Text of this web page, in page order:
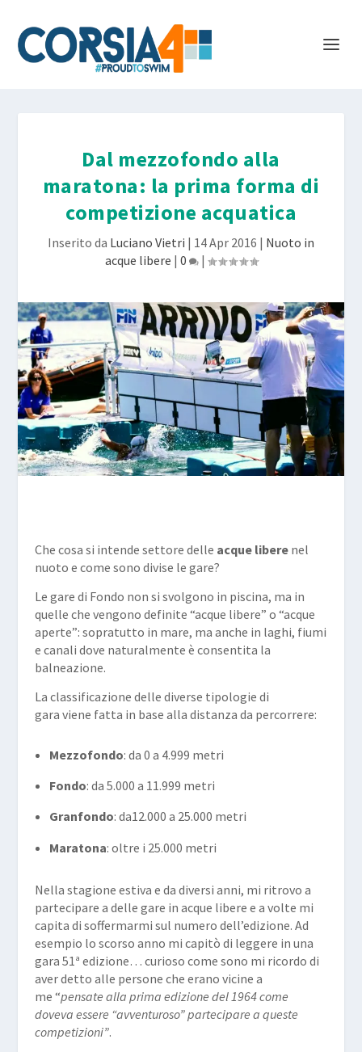
Dal mezzofondo alla
maratona: la prima forma di
competizione acquatica
Inserito da Luciano Vietri | 14 Apr 2016 | Nuoto in
acque libere | 0 |
Che cosa si intende settore delle acque liberenel
nuoto e come sono divise le gare?
Le gare di Fondo non si svolgono in piscina, ma in
quelle che vengono definite “acque libere” o “acque
aperte”: sopratutto in mare, ma anche in laghi, fiumi
e canali dove naturalmente è consentita la
balneazione.
La classificazione delle diverse tipologie di
gara viene fatta in base alla distanza da percorrere:
Mezzofondo: da 0 a 4.999 metri
Fondo: da 5.000 a 11.999 metri
Granfondo: da12.000 a 25.000 metri
Maratona: oltre i 25.000 metri
Nella stagione estiva e da diversi anni, mi ritrovo a
partecipare a delle gare in acque libere e a volte mi
capita di soffermarmi sul numero dell’edizione. Ad
esempio lo scorso anno mi capitò di leggere in una
gara 51ª edizione… curioso come sono mi ricordo di
aver detto alle persone che erano vicine a
me “pensate alla prima edizione del 1964 come
doveva essere “avventuroso” partecipare a queste
competizioni”.